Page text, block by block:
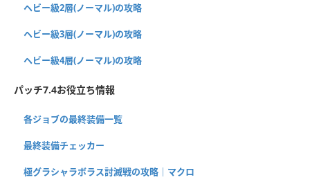
ヘビー級2層(ノーマル)の攻略
ヘビー級3層(ノーマル)の攻略
ヘビー級4層(ノーマル)の攻略
パッチ7.4お役立ち情報
各ジョブの最終装備一覧
最終装備チェッカー
極グラシャラボラス討滅戦の攻略｜マクロ